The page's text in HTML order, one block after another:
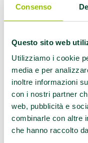
Consenso
Questo sito web
Utilizziamo i cookie
media e per
inoltre informazioni
con i nostri partner
web, pubblicità e
combinarle con altre
che hanno raccolto
Sono già una
breve
marchio
partecipare è
una mail
all’indirizzo
Gli esercizi che
progetto sono a